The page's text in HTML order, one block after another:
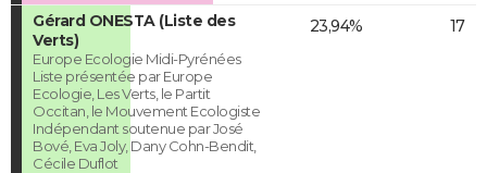
Gérard ONESTA (Liste des
Verts)
Europe Ecologie Midi-Pyrénées
Liste présentée par Europe
Ecologie, Les Verts, le Partit
Occitan, le Mouvement Ecologiste
Indépendant soutenue par José
Bové, Eva Joly, Dany Cohn-Bendit,
Cécile Duflot
23,94% 17